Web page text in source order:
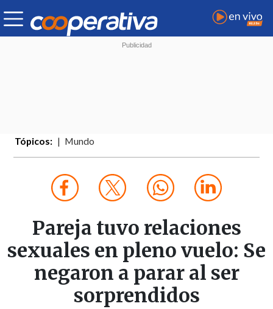
Tópicos: Mundo
Pareja tuvo relaciones
sexuales en pleno vuelo: Se
negaron a parar al ser
sorprendidos